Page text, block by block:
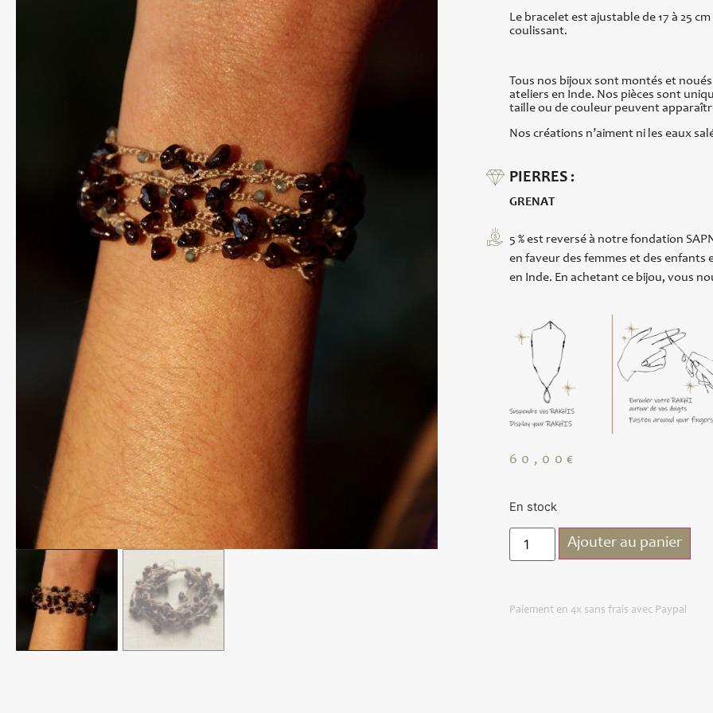
Le bracelet est ajustable de 17 à 25
coulissant.
Tous nos bijoux sont montés et
ateliers en Inde. Nos pièces sont
taille ou de couleur peuvent
Nos créations n’aiment ni les eaux
PIERRES :
GRENAT
5 % est reversé à notre fondation
en faveur des femmes et des enfants
en Inde. En achetant ce bijou, vous
60,00 €
En stock
Ajouter au panier
Paiement en 4x sans frais avec Paypal